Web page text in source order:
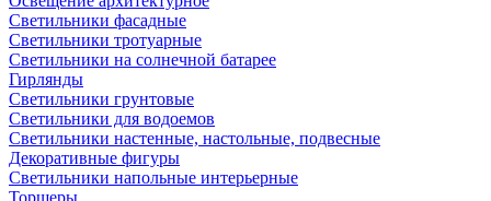
Светильники фасадные
Светильники тротуарные
Светильники на солнечной батарее
Гирлянды
Светильники грунтовые
Светильники для водоемов
Светильники настенные, настольные, подвесные
Декоративные фигуры
Светильники напольные интерьерные
Торшеры